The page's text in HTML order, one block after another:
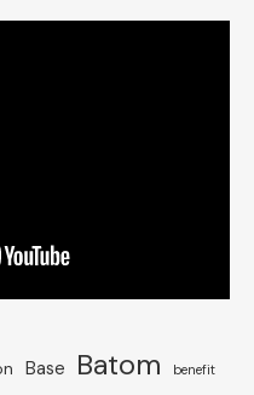
Base Batom benefit